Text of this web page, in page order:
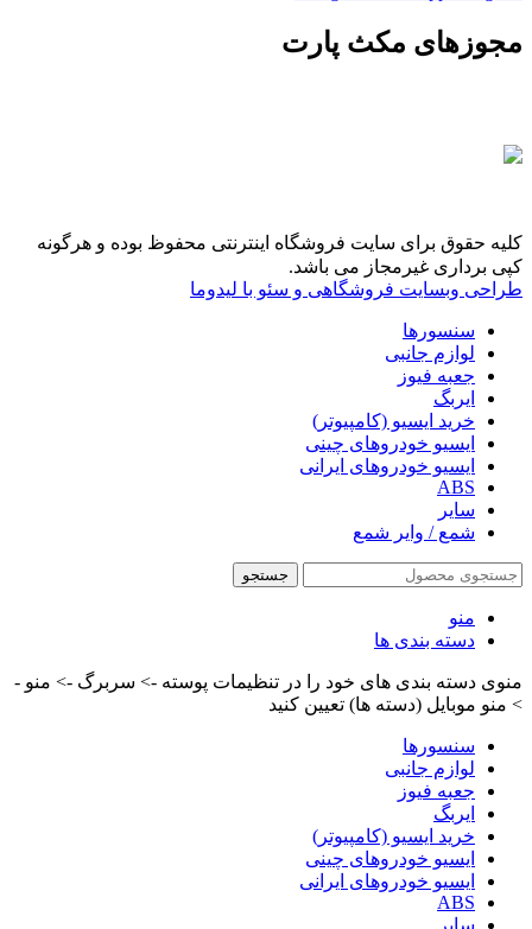
مجوزهای مکث پارت
کلیه حقوق برای سایت فروشگاه اینترنتی محفوظ بوده و هرگونه
کپی برداری غیرمجاز می باشد.
طراحی وبسایت فروشگاهی و سئو با لیدوما
سنسورها
لوازم جانبی
جعبه فیوز
ایربگ
خرید ایسیو (کامپیوتر)
ایسیو خودروهای چینی
ایسیو خودروهای ایرانی
ABS
سایر
شمع / وایر شمع
جستجو
منو
دسته بندی ها
منوی دسته بندی های خود را در تنظیمات پوسته -> سربرگ -> منو -
> منو موبایل (دسته ها) تعیین کنید
سنسورها
لوازم جانبی
جعبه فیوز
ایربگ
خرید ایسیو (کامپیوتر)
ایسیو خودروهای چینی
ایسیو خودروهای ایرانی
ABS
سایر